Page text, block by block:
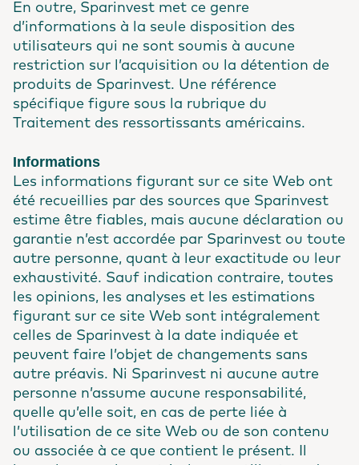
En outre, Sparinvest met ce genre
d’informations à la seule disposition des
utilisateurs qui ne sont soumis à aucune
restriction sur l’acquisition ou la détention de
produits de Sparinvest. Une référence
spécifique figure sous la rubrique du
Traitement des ressortissants américains.
Informations
Les informations figurant sur ce site Web ont
été recueillies par des sources que Sparinvest
estime être fiables, mais aucune déclaration ou
garantie n’est accordée par Sparinvest ou toute
autre personne, quant à leur exactitude ou leur
exhaustivité. Sauf indication contraire, toutes
les opinions, les analyses et les estimations
figurant sur ce site Web sont intégralement
celles de Sparinvest à la date indiquée et
peuvent faire l’objet de changements sans
autre préavis. Ni Sparinvest ni aucune autre
personne n’assume aucune responsabilité,
quelle qu’elle soit, en cas de perte liée à
l’utilisation de ce site Web ou de son contenu
ou associée à ce que contient le présent. Il